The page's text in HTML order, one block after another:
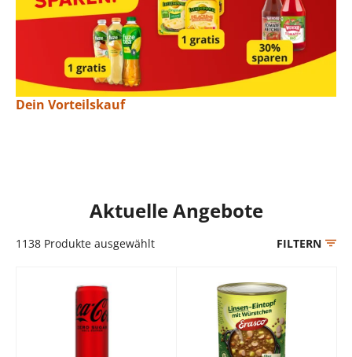
Dein Vorteilskauf
Aktuelle Angebote
1138 Produkte ausgewählt FILTERN